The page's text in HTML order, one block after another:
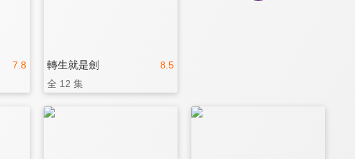
7.8 8.5
轉生就是劍
全 12 集